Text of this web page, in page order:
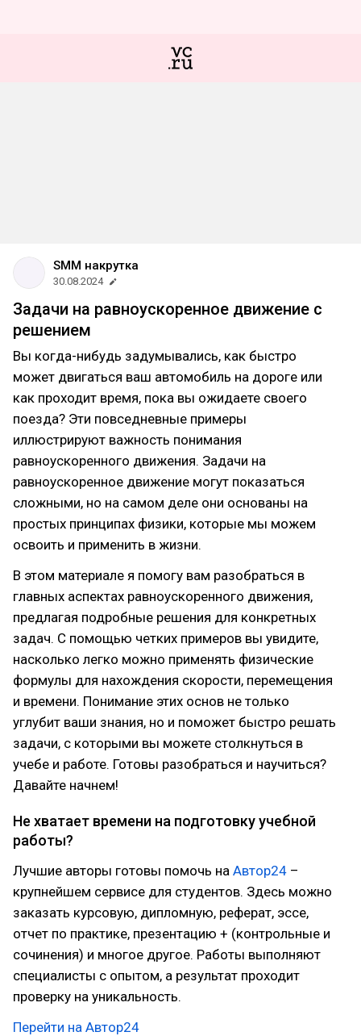
SMM накрутка
30.08.2024
Задачи на равноускоренное движение с
решением
Вы когда-нибудь задумывались, как быстро
может двигаться ваш автомобиль на дороге или
как проходит время, пока вы ожидаете своего
поезда? Эти повседневные примеры
иллюстрируют важность понимания
равноускоренного движения. Задачи на
равноускоренное движение могут показаться
сложными, но на самом деле они основаны на
простых принципах физики, которые мы можем
освоить и применить в жизни.
В этом материале я помогу вам разобраться в
главных аспектах равноускоренного движения,
предлагая подробные решения для конкретных
задач. С помощью четких примеров вы увидите,
насколько легко можно применять физические
формулы для нахождения скорости, перемещения
и времени. Понимание этих основ не только
углубит ваши знания, но и поможет быстро решать
задачи, с которыми вы можете столкнуться в
учебе и работе. Готовы разобраться и научиться?
Давайте начнем!
Не хватает времени на подготовку учебной
работы?
Лучшие авторы готовы помочь на Автор24 –
крупнейшем сервисе для студентов. Здесь можно
заказать курсовую, дипломную, реферат, эссе,
отчет по практике, презентацию + (контрольные и
сочинения) и многое другое. Работы выполняют
специалисты с опытом, а результат проходит
проверку на уникальность.
Перейти на Автор24